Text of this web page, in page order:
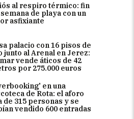
al respiro térmico: fin
de playa con un
asfixiante
palacio con 16 pisos de
junto al Arenal en Jerez:
vende áticos de 42
por 275.000 euros
en una
de Rota: el aforo
de 315 personas y se
vendido 600 entradas